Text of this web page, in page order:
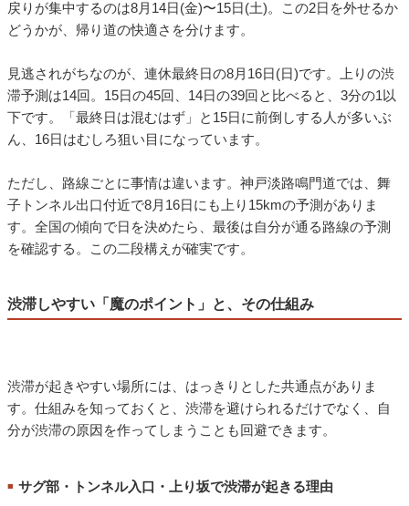
戻りが集中するのは8月14日(金)〜15日(土)。この2日を外せるか
どうかが、帰り道の快適さを分けます。
見逃されがちなのが、連休最終日の8月16日(日)です。上りの渋
滞予測は14回。15日の45回、14日の39回と比べると、3分の1以
下です。「最終日は混むはず」と15日に前倒しする人が多いぶ
ん、16日はむしろ狙い目になっています。
ただし、路線ごとに事情は違います。神戸淡路鳴門道では、舞
子トンネル出口付近で8月16日にも上り15kmの予測がありま
す。全国の傾向で日を決めたら、最後は自分が通る路線の予測
を確認する。この二段構えが確実です。
渋滞しやすい「魔のポイント」と、その仕組み